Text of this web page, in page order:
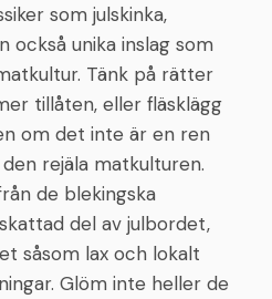
som julskinka,
också unika inslag som
Tänk på rätter
tillåten, eller fläsklägg
om det inte är en ren
rejäla matkulturen.
de blekingska
del av julbordet,
såsom lax och lokalt
Glöm inte heller de